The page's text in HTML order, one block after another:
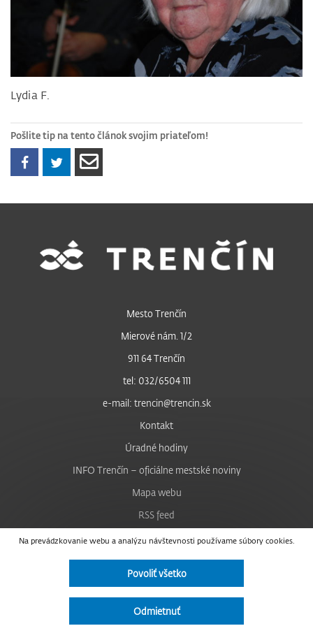
Lydia F.
Pošlite tip na tento článok svojim priateľom!
Na prevádzkovanie webu a analýzu návštevnosti používame súbory cookies.
Povoliť všetko
Odmietnuť
Mesto Trenčín
Mierové nám. 1/2
911 64 Trenčín
tel: 032/6504 111
e-mail: trencin@trencin.sk
Kontakt
Úradné hodiny
INFO Trenčín – oficiálne mestské noviny
Mapa webu
RSS feed
Nastavenie cookies
Facebook
Instagram